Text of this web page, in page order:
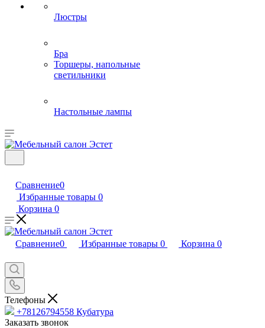
Люстры
Бра
Торшеры, напольные
светильники
Настольные лампы
Сравнение0
Избранные товары 0
Корзина 0
Сравнение0 Избранные товары 0 Корзина 0
Телефоны
+78126794558 Кубатура
Заказать звонок